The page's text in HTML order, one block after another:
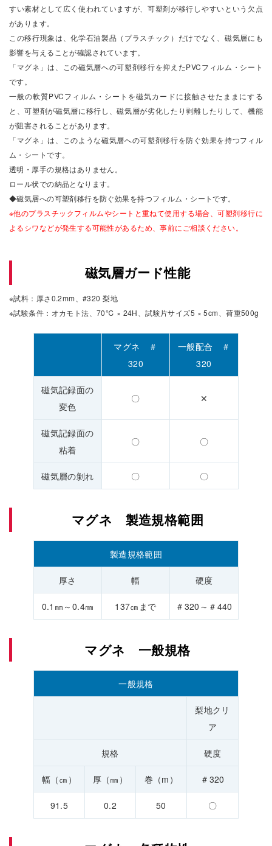
すい素材として広く使われていますが、可塑剤が移行しやすいという欠点
があります。
この移行現象は、化学石油製品（プラスチック）だけでなく、磁気層にも
影響を与えることが確認されています。
「マグネ」は、この磁気層への可塑剤移行を抑えたPVCフィルム・シート
です。
一般の軟質PVCフィルム・シートを磁気カードに接触させたままにする
と、可塑剤が磁気層に移行し、磁気層が劣化したり剥離したりして、機能
が阻害されることがあります。
「マグネ」は、このような磁気層への可塑剤移行を防ぐ効果を持つフィル
ム・シートです。
透明・厚手の規格はありません。
ロール状での納品となります。
◆磁気層への可塑剤移行を防ぐ効果を持つフィルム・シートです。
※他のプラスチックフィルムやシートと重ねて使用する場合、可塑剤移行に
よるシワなどが発生する可能性があるため、事前にご相談ください。
磁気層ガード性能
※試料：厚さ0.2mm、#320 梨地
※試験条件：オカモト法、70℃ × 24H、試験片サイズ5 × 5cm、荷重500g
マグネ ＃
320
一般配合 ＃
320
磁気記録面の
変色
〇 ✕
磁気記録面の
粘着
〇 〇
磁気層の剝れ 〇 〇
マグネ 製造規格範囲
製造規格範囲
厚さ 幅 硬度
0.1㎜～0.4㎜ 137㎝まで ＃320～＃440
マグネ 一般規格
一般規格
梨地クリ
ア
規格 硬度
幅（㎝） 厚（㎜） 巻（m） ＃320
91.5 0.2 50 〇